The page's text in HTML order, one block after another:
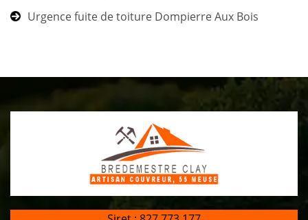
Urgence fuite de toiture Dompierre Aux Bois